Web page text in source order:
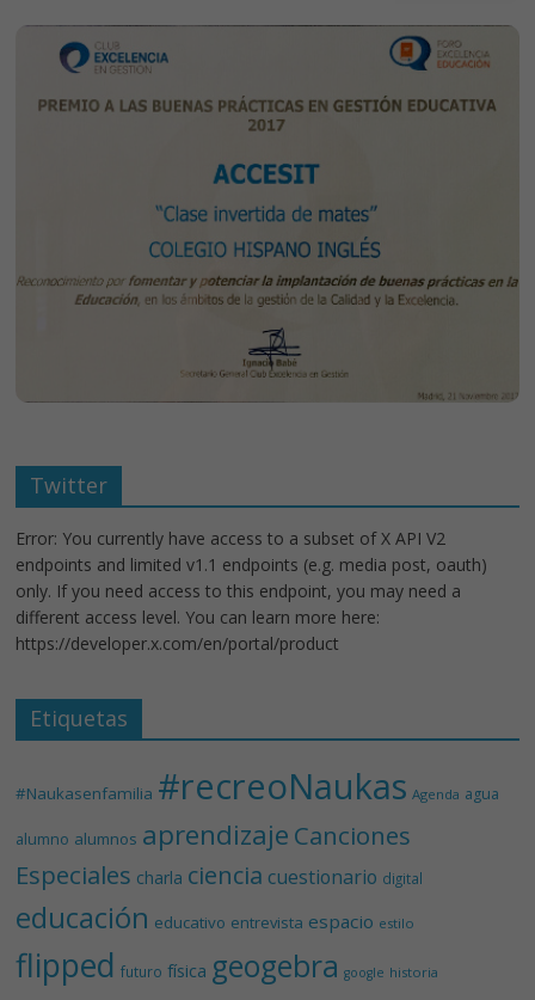
Twitter
Error: You currently have access to a subset of X API V2
endpoints and limited v1.1 endpoints (e.g. media post, oauth)
only. If you need access to this endpoint, you may need a
different access level. You can learn more here:
https://developer.x.com/en/portal/product
Etiquetas
#Naukasenfamilia #recreoNaukas Agenda agua
alumno alumnos aprendizaje Canciones
Especiales charla ciencia cuestionario digital
educación educativo entrevista espacio estilo
flipped futuro física geogebra google historia